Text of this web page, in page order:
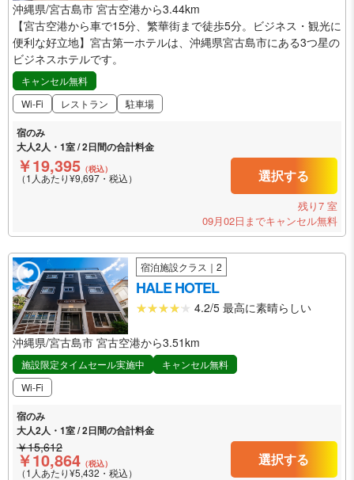
沖縄県/宮古島市 宮古空港から3.44km
【宮古空港から車で15分、繁華街まで徒歩5分。ビジネス・観光に
便利な好立地】宮古第一ホテルは、沖縄県宮古島市にある3つ星の
ビジネスホテルです。
キャンセル無料
Wi-Fi
レストラン 駐車場
宿のみ
大人2人・1室 / 2日間の合計料金
￥19,395 （税込）
（1人あたり¥9,697・税込） 選択する
残り7 室
09月02日までキャンセル無料
宿泊施設クラス｜2
HALE HOTEL
4.2/5 最高に素晴らしい
沖縄県/宮古島市 宮古空港から3.51km
施設限定タイムセール実施中
キャンセル無料
Wi-Fi
宿のみ
大人2人・1室 / 2日間の合計料金
￥15,612
￥10,864 （税込）
（1人あたり¥5,432・税込）
選択する